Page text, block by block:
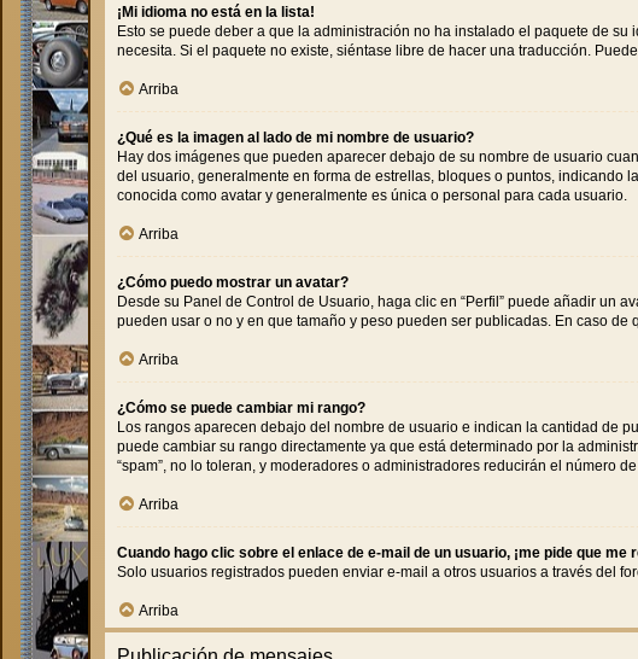
¡Mi idioma no está en la lista!
Esto se puede deber a que la administración no ha instalado el paquete de
necesita. Si el paquete no existe, siéntase libre de hacer una traducción.
Arriba
¿Qué es la imagen al lado de mi nombre de usuario?
Hay dos imágenes que pueden aparecer debajo de su nombre de usuario
del usuario, generalmente en forma de estrellas, bloques o puntos, indicando
conocida como avatar y generalmente es única o personal para cada usuario.
Arriba
¿Cómo puedo mostrar un avatar?
Desde su Panel de Control de Usuario, haga clic en “Perfil” puede añadir un
pueden usar o no y en que tamaño y peso pueden ser publicadas. En caso
Arriba
¿Cómo se puede cambiar mi rango?
Los rangos aparecen debajo del nombre de usuario e indican la cantidad de
puede cambiar su rango directamente ya que está determinado por la
“spam”, no lo toleran, y moderadores o administradores reducirán el número
Arriba
Cuando hago clic sobre el enlace de e-mail de un usuario, ¡me pide que me
Solo usuarios registrados pueden enviar e-mail a otros usuarios a través del
Arriba